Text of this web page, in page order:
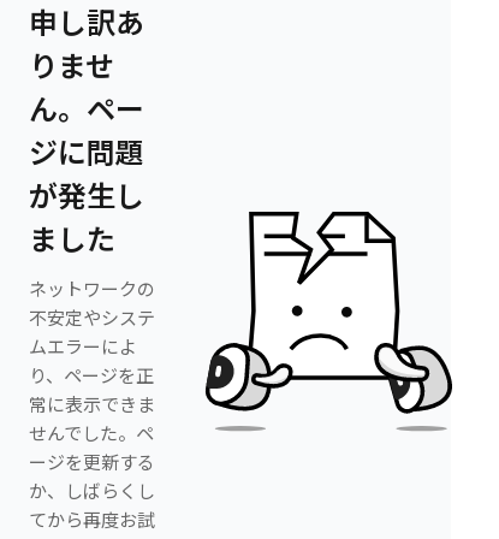
申し訳あ
りませ
ん。ペー
ジに問題
が発生し
ました
ネットワークの
不安定やシステ
ムエラーによ
り、ページを正
常に表示できま
せんでした。ペ
ージを更新する
か、しばらくし
てから再度お試